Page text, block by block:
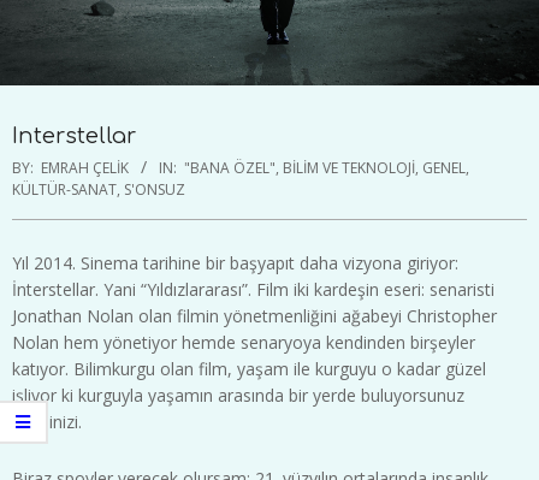
Interstellar
BY: EMRAH ÇELIK IN: "BANA ÖZEL", BILIM VE TEKNOLOJI, GENEL,
KÜLTÜR-SANAT, S'ONSUZ
Yıl 2014. Sinema tarihine bir başyapıt daha vizyona giriyor:
İnterstellar. Yani “Yıldızlararası”. Film iki kardeşin eseri: senaristi
Jonathan Nolan olan filmin yönetmenliğini ağabeyi Christopher
Nolan hem yönetiyor hemde senaryoya kendinden birşeyler
katıyor. Bilimkurgu olan film, yaşam ile kurguyu o kadar güzel
işliyor ki kurguyla yaşamın arasında bir yerde buluyorsunuz
kendinizi.